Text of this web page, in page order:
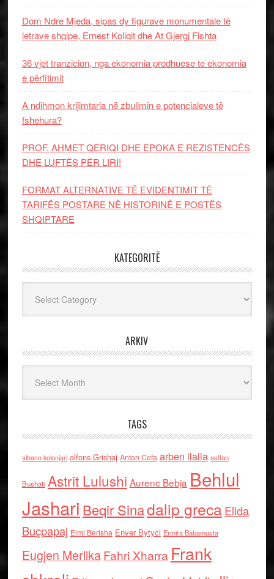
Dom Ndre Mjeda, sipas dy figurave monumentale të
letrave shqipe, Ernest Koliqit dhe At Gjergj Fishta
36 vjet tranzicion, nga ekonomia prodhuese te ekonomia
e përfitimit
A ndihmon krijimtaria në zbulimin e potencialeve të
fshehura?
PROF. AHMET QERIQI DHE EPOKA E REZISTENCЁS
DHE LUFTЁS PЁR LIRI!
FORMAT ALTERNATIVE TË EVIDENTIMIT TË
TARIFËS POSTARE NË HISTORINË E POSTËS
SHQIPTARE
KATEGORITË
ARKIV
TAGS
albano kolonjari alfons Grishaj Anton Cefa arben llalla asllan
Bushati Astrit Lulushi Aurenc Bebja Behlul
Jashari Beqir Sinadalip grecaElida
Buçpapaj Elmi Berisha Enver Bytyci Ermira Babamusta
Eugjen MerlikaFahri Xharra Frank